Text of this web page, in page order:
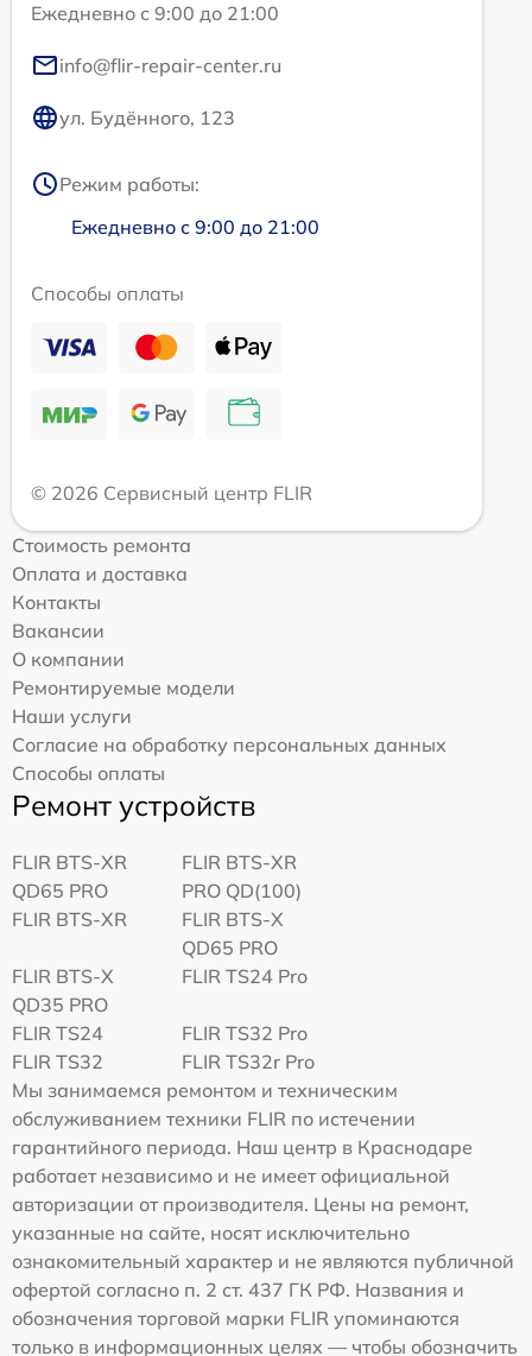
Ежедневно с 9:00 до 21:00
info@flir-repair-center.ru
ул. Будённого, 123
Режим работы:
Ежедневно с 9:00 до 21:00
Способы оплаты
© 2026 Сервисный центр FLIR
Стоимость ремонта
Оплата и доставка
Контакты
Вакансии
О компании
Ремонтируемые модели
Наши услуги
Согласие на обработку персональных данных
Способы оплаты
Ремонт устройств
FLIR BTS-XR
QD65 PRO
FLIR BTS-XR
PRO QD(100)
FLIR BTS-XR
FLIR BTS-X
QD65 PRO
FLIR BTS-X
QD35 PRO
FLIR TS24 Pro
FLIR TS24
FLIR TS32 Pro
FLIR TS32
FLIR TS32r Pro
Мы занимаемся ремонтом и техническим
обслуживанием техники FLIR по истечении
гарантийного периода. Наш центр в Краснодаре
работает независимо и не имеет официальной
авторизации от производителя. Цены на ремонт,
указанные на сайте, носят исключительно
ознакомительный характер и не являются публичной
офертой согласно п. 2 ст. 437 ГК РФ. Названия и
обозначения торговой марки FLIR упоминаются
только в информационных целях — чтобы обозначить